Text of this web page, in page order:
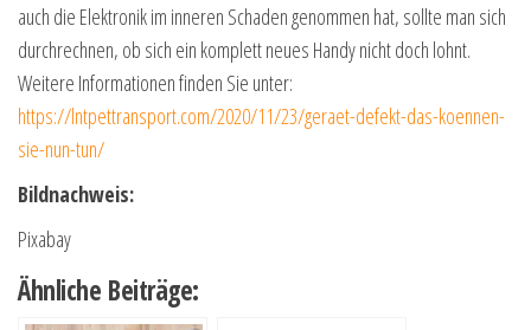
auch die Elektronik im inneren Schaden genommen hat, sollte man sich
durchrechnen, ob sich ein komplett neues Handy nicht doch lohnt.
Weitere Informationen finden Sie unter:
https://lntpettransport.com/2020/11/23/geraet-defekt-das-koennen-
sie-nun-tun/
Bildnachweis:
Pixabay
Ähnliche Beiträge: